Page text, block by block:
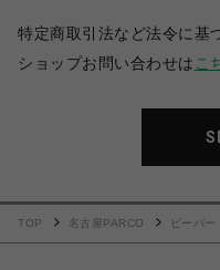
特定商取引法など法令に基
ショップお問い合わせは こ
TOP 名古屋PARCO ビーバー